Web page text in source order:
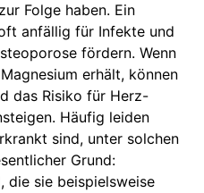
Folge haben. Ein
anfällig für Infekte und
fördern. Wenn
erhält, können
das Risiko für Herz-
Häufig leiden
sind, unter solchen
Grund:
die sie beispielsweise